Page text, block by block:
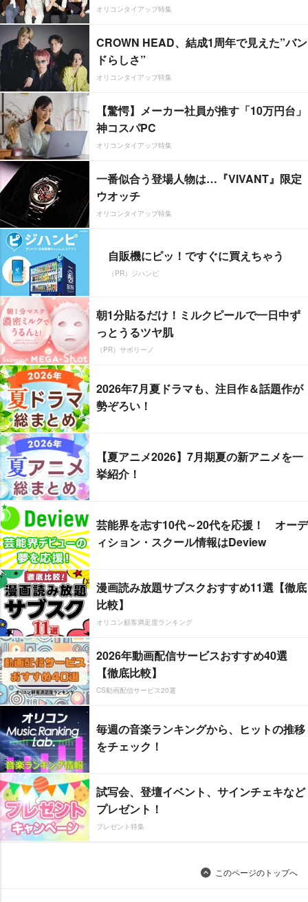
オリコンタイアップ特集
CROWN HEAD、結成1周年で見えた”バン
ドらしさ”
オリコンタイアップ特集
【驚愕】メーカー社員が推す「10万円台」
神コスパPC
オリコンタイアップ特集
一番似合う登場人物は…『VIVANT』限定
ウオッチ
オリコンタイアップ特集
自販機にピッ！ですぐに買えちゃう
（PR）ジハンピ
朝1分貼るだけ！ミルクピールで一日中ず
っとうるツヤ肌
（PR）サボリーノ
2026年7月夏ドラマも、注目作＆話題作が
勢ぞろい！
【夏アニメ2026】7月期夏の新アニメを一
挙紹介！
芸能界を志す10代～20代を応援！ オーデ
ィション・スクール情報はDeview
漫画読み放題サブスクおすすめ11選【徹底
比較】
オリコン顧客満足度ランキング
2026年動画配信サービスおすすめ40選
【徹底比較】
CS動画配信サービス20選
毎週の音楽ランキングから、ヒットの推移
をチェック！
試写会、登壇イベント、サインチェキなど
プレゼント！
プレゼント特集
このページのトップへ